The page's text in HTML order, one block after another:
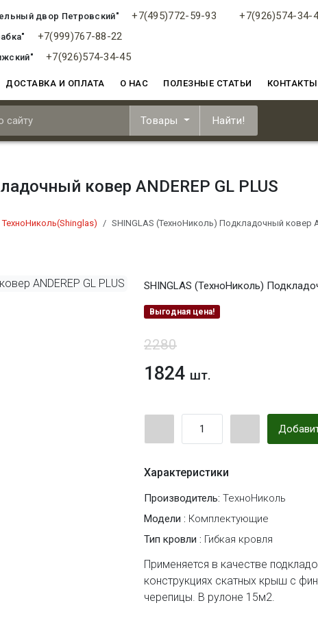
двор Петровский" +7(495)772-59-93 +7(926)574-34-
+7(999)767-88-22
+7(926)574-34-45
ДОСТАВКА И ОПЛАТА О НАС ПОЛЕЗНЫЕ СТАТЬИ КОНТАКТЫ
Товары Найти!
ковер ANDEREP GL PLUS
ТехноНиколь(Shinglas) SHINGLAS (ТехноНиколь) Подкладочный ковер
SHINGLAS (ТехноНиколь)
Выгодная цена!
2280
1824 шт.
Характеристики
Производитель: ТехноНиколь
Модели : Комплектующие
Тип кровли : Гибкая кровля
Применяется в качестве
конструкциях скатных крыш с
черепицы. В рулоне 15м2.